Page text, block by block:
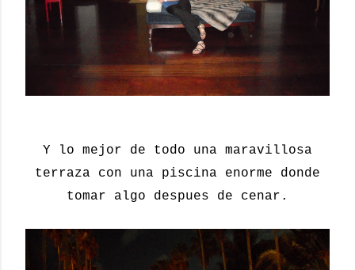
Y lo mejor de todo una maravillosa
terraza con una piscina enorme donde
tomar algo despues de cenar.